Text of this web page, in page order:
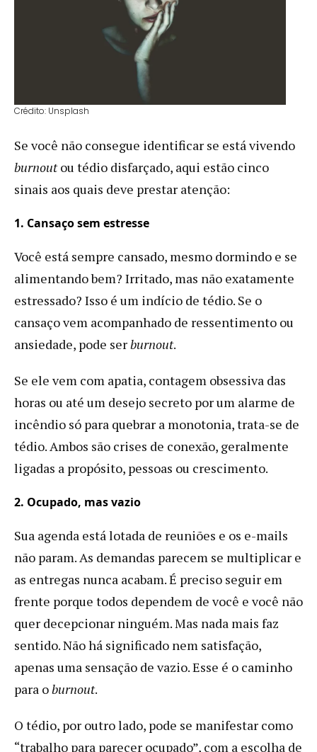
Crédito: Unsplash
Se você não consegue identificar se está vivendo
burnoutou tédio disfarçado, aqui estão cinco
sinais aos quais deve prestar atenção:
1. Cansaço sem estresse
Você está sempre cansado, mesmo dormindo e se
alimentando bem? Irritado, mas não exatamente
estressado? Isso é um indício de tédio. Se o
cansaço vem acompanhado de ressentimento ou
ansiedade, pode serburnout.
Se ele vem com apatia, contagem obsessiva das
horas ou até um desejo secreto por um alarme de
incêndio só para quebrar a monotonia, trata-se de
tédio. Ambos são crises de conexão, geralmente
ligadas a propósito, pessoas ou crescimento.
2. Ocupado, mas vazio
Sua agenda está lotada de reuniões e os e-mails
não param. As demandas parecem se multiplicar e
as entregas nunca acabam. É preciso seguir em
frente porque todos dependem de você e você não
quer decepcionar ninguém. Mas nada mais faz
sentido. Não há significado nem satisfação,
apenas uma sensação de vazio. Esse é o caminho
para oburnout.
O tédio, por outro lado, pode se manifestar como
“trabalho para parecer ocupado”, com a escolha de